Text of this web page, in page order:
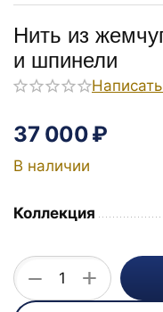
Нить из
и шпинели
37 000₽
В наличии
Коллекция
+
−